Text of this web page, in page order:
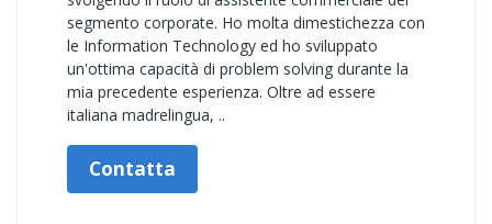
segmento corporate. Ho molta dimestichezza con
le Information Technology ed ho sviluppato
un'ottima capacità di problem solving durante la
mia precedente esperienza. Oltre ad essere
italiana madrelingua, ..
Contatta